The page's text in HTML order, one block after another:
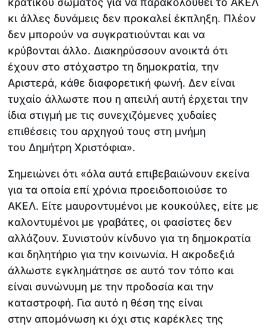
κι άλλες δυνάμεις δεν προκαλεί έκπληξη. Πλέον
δεν μπορούν να συγκρατιούνται και να
κρύβονται άλλο. Διακηρύσσουν ανοικτά ότι
έχουν στο στόχαστρο τη δημοκρατία, την
Αριστερά, κάθε διαφορετική φωνή. Δεν είναι
τυχαίο άλλωστε που η απειλή αυτή έρχεται την
ίδια στιγμή με τις συνεχιζόμενες χυδαίες
επιθέσεις του αρχηγού τους στη μνήμη
του Δημήτρη Χριστόφια».
Σημειώνει ότι «όλα αυτά επιβεβαιώνουν εκείνα
για τα οποία επί χρόνια προειδοποιούσε το
ΑΚΕΛ. Είτε μαυροντυμένοι με κουκούλες, είτε με
καλοντυμένοι με γραβάτες, οι φασίστες δεν
αλλάζουν. Συνιστούν κίνδυνο για τη δημοκρατία
και δηλητήριο για την κοινωνία. Η ακροδεξιά
άλλωστε εγκλημάτησε σε αυτό τον τόπο και
είναι συνώνυμη με την προδοσία και την
καταστροφή. Για αυτό η θέση της είναι
στην απομόνωση κι όχι στις καρέκλες της